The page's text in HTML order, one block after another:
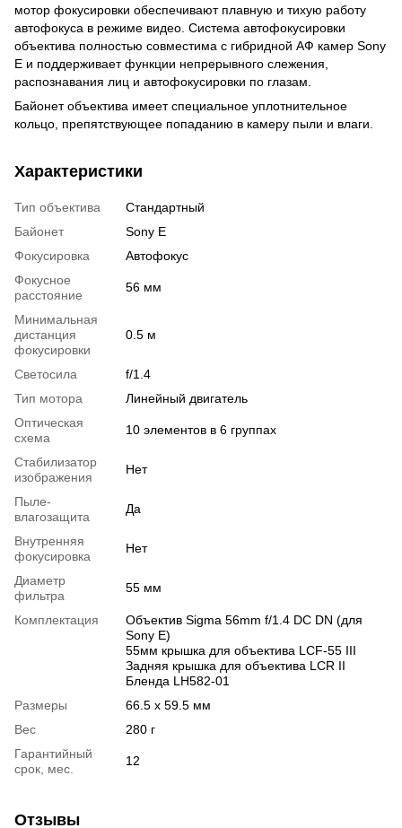
мотор фокусировки обеспечивают плавную и тихую работу
автофокуса в режиме видео. Система автофокусировки
объектива полностью совместима с гибридной АФ камер Sony
E и поддерживает функции непрерывного слежения,
распознавания лиц и автофокусировки по глазам.
Байонет объектива имеет специальное уплотнительное
кольцо, препятствующее попаданию в камеру пыли и влаги.
Характеристики
Тип объектива
Стандартный
Байонет
Sony E
Фокусировка
Автофокус
Фокусное
расстояние
56 мм
Минимальная
дистанция
фокусировки
0.5 м
Светосила
f/1.4
Тип мотора
Линейный двигатель
Оптическая
схема
10 элементов в 6 группах
Стабилизатор
изображения
Нет
Пыле-
влагозащита
Да
Внутренняя
фокусировка
Нет
Диаметр
фильтра
55 мм
Комплектация
Объектив Sigma 56mm f/1.4 DC DN (для
Sony E)
55мм крышка для объектива LCF-55 III
Задняя крышка для объектива LCR II
Бленда LH582-01
Размеры
66.5 x 59.5 мм
Вес
280 г
Гарантийный
срок, мес.
12
Отзывы